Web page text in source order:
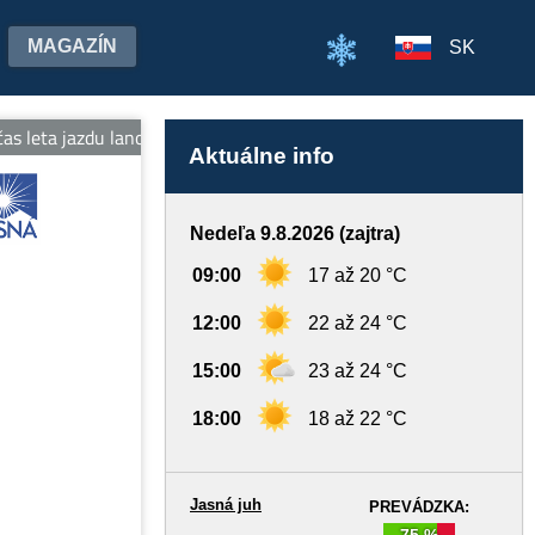
MAGAZÍN SK
lanovkami na oboch stranách Chopka v cene jedného
Aktuálne info
Nedeľa 9.8.2026 (zajtra)
09:00 17 až 20 °C
12:00 22 až 24 °C
15:00 23 až 24 °C
18:00 18 až 22 °C
PREVÁDZKA:
Jasná juh